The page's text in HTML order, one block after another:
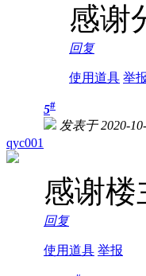
感谢
回复
使用道具 举
qyc001
5#
发表于 2020-
感谢楼
回复
使用道具 举报